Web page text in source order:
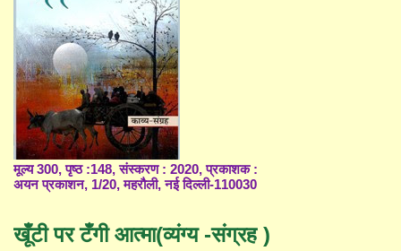
मूल्य 300, पृष्ठ :148, संस्करण : 2020, प्रकाशक :
अयन प्रकाशन, 1/20, महरौली, नई दिल्ली-110030
खूँटी पर टँगी आत्मा(व्यंग्य -संग्रह )